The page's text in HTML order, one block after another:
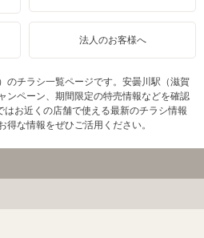
法人のお客様へ
のチラシ一覧ページです。安曇川駅（滋賀
ンペーン、期間限定の特売情報などを確認
お近くの店舗で使える最新のチラシ情報
な情報をぜひご活用ください。